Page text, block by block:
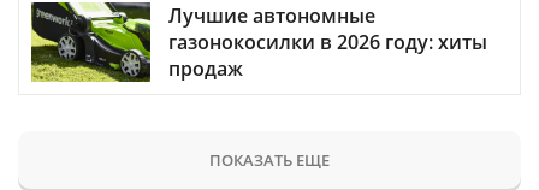
Лучшие автономные
газонокосилки в 2026 году: хиты
продаж
ПОКАЗАТЬ ЕЩЕ